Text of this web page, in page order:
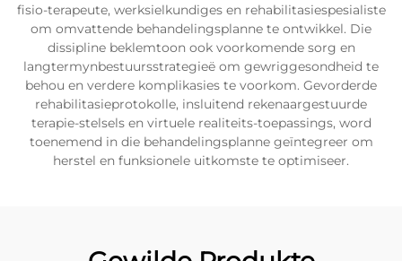
fisio-terapeute, werksielkundiges en rehabilitasiespesialiste
om omvattende behandelingsplanne te ontwikkel. Die
dissipline beklemtoon ook voorkomende sorg en
langtermynbestuursstrategieë om gewriggesondheid te
behou en verdere komplikasies te voorkom. Gevorderde
rehabilitasieprotokolle, insluitend rekenaargestuurde
terapie-stelsels en virtuele realiteits-toepassings, word
toenemend in die behandelingsplanne geïntegreer om
herstel en funksionele uitkomste te optimiseer.